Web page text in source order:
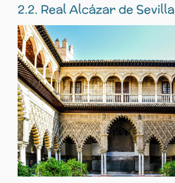
2.2. Real Alcázar de Sevilla